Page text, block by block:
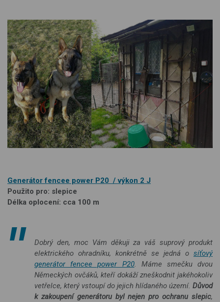
Generátor fencee power P20 / výkon 2 J
Použito pro: slepice
Délka oplocení: cca 100 m
Dobrý den, moc Vám děkuji za váš suprový produkt
elektrického ohradníku, konkrétně se jedná o síťový
generátor fencee power P20. Máme smečku dvou
Německých ovčáků, kteří dokáží zneškodnit jakéhokoliv
vetřelce, který vstoupí do jejich hlídaného území. Důvod
k zakoupení generátoru byl nejen pro ochranu slepic,